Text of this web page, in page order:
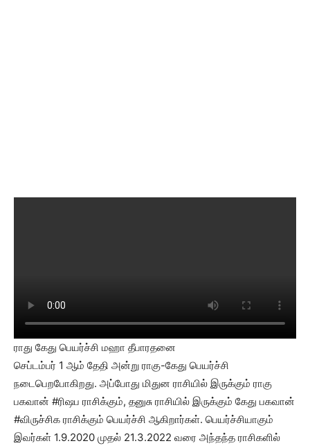
ராது கேது பெயர்ச்சி மஹா தீபாரதனை
செப்டம்பர் 1 ஆம் தேதி அன்று ராகு-கேது பெயர்ச்சி
நடைபெறபோகிறது. அப்போது மிதுன ராசியில் இருக்கும் ராகு
பகவான் #ரிஷப ராசிக்கும், தனுசு ராசியில் இருக்கும் கேது பகவான்
#விருச்சிக ராசிக்கும் பெயர்ச்சி ஆகிறார்கள். பெயர்ச்சியாகும்
இவர்கள் 1.9.2020 முதல் 21.3.2022 வரை அந்தந்த ராசிகளில்